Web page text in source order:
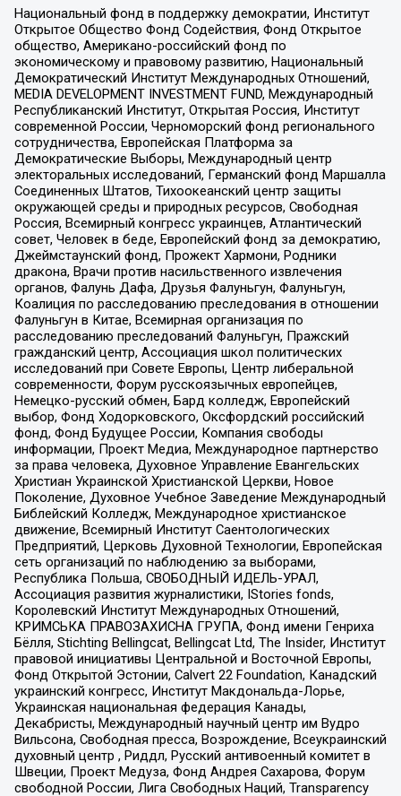
Национальный фонд в поддержку демократии, Институт
Открытое Общество Фонд Содействия, Фонд Открытое
общество, Американо-российский фонд по
экономическому и правовому развитию, Национальный
Демократический Институт Международных Отношений,
MEDIA DEVELOPMENT INVESTMENT FUND, Международный
Республиканский Институт, Открытая Россия, Институт
современной России, Черноморский фонд регионального
сотрудничества, Европейская Платформа за
Демократические Выборы, Международный центр
электоральных исследований, Германский фонд Маршалла
Соединенных Штатов, Тихоокеанский центр защиты
окружающей среды и природных ресурсов, Свободная
Россия, Всемирный конгресс украинцев, Атлантический
совет, Человек в беде, Европейский фонд за демократию,
Джеймстаунский фонд, Прожект Хармони, Родники
дракона, Врачи против насильственного извлечения
органов, Фалунь Дафа, Друзья Фалуньгун, Фалуньгун,
Коалиция по расследованию преследования в отношении
Фалуньгун в Китае, Всемирная организация по
расследованию преследований Фалуньгун, Пражский
гражданский центр, Ассоциация школ политических
исследований при Совете Европы, Центр либеральной
современности, Форум русскоязычных европейцев,
Немецко-русский обмен, Бард колледж, Европейский
выбор, Фонд Ходорковского, Оксфордский российский
фонд, Фонд Будущее России, Компания свободы
информации, Проект Медиа, Международное партнерство
за права человека, Духовное Управление Евангельских
Христиан Украинской Христианской Церкви, Новое
Поколение, Духовное Учебное Заведение Международный
Библейский Колледж, Международное христианское
движение, Всемирный Институт Саентологических
Предприятий, Церковь Духовной Технологии, Европейская
сеть организаций по наблюдению за выборами,
Республика Польша, СВОБОДНЫЙ ИДЕЛЬ-УРАЛ,
Ассоциация развития журналистики, IStories fonds,
Королевский Институт Международных Отношений,
КРИМСЬКА ПРАВОЗАХИСНА ГРУПА, Фонд имени Генриха
Бёлля, Stichting Bellingcat, Bellingcat Ltd, The Insider, Институт
правовой инициативы Центральной и Восточной Европы,
Фонд Открытой Эстонии, Calvert 22 Foundation, Канадский
украинский конгресс, Институт Макдональда-Лорье,
Украинская национальная федерация Канады,
Декабристы, Международный научный центр им Вудро
Вильсона, Свободная пресса, Возрождение, Всеукраинский
духовный центр , Риддл, Русский антивоенный комитет в
Швеции, Проект Медуза, Фонд Андрея Сахарова, Форум
свободной России, Лига Свободных Наций, Transparеncy